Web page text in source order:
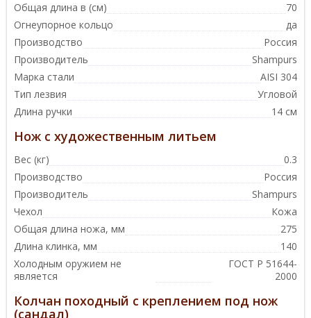
Общая длина в (см)
70
Огнеупорное кольцо
да
Производство
Россия
Производитель
Shampurs
Марка стали
AISI 304
Тип лезвия
Угловой
Длина ручки
14 см
Нож с художественным литьем
Вес (кг)
0.3
Производство
Россия
Производитель
Shampurs
Чехол
Кожа
Общая длина ножа, мм
275
Длина клинка, мм
140
Холодным оружием не
является
ГОСТ Р 51644-
2000
Колчан походный с креплением под нож
(сандал)